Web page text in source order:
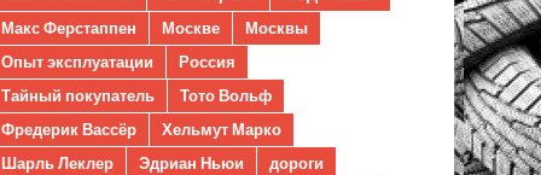
Макс Ферстаппен
Москве
Москвы
Опыт эксплуатации
Россия
Тайный покупатель
Тото Вольф
Фредерик Вассёр
Хельмут Марко
Шарль Леклер
Эдриан Ньюи
дороги